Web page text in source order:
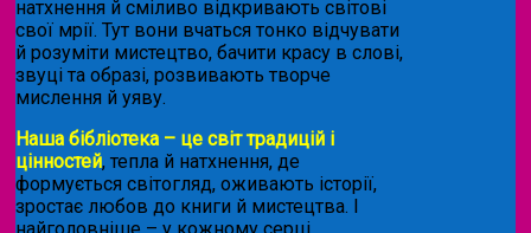
натхнення й сміливо відкривають світові
свої мрії. Тут вони вчаться тонко відчувати
й розуміти мистецтво, бачити красу в слові,
звуці та образі, розвивають творче
мислення й уяву.
Наша бібліотека – це світ традицій і
цінностей, тепла й натхнення, де
формується світогляд, оживають історії,
зростає любов до книги й мистецтва. І